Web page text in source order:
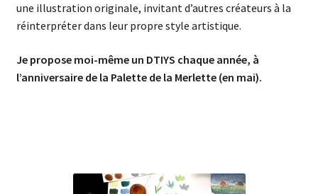
une illustration originale, invitant d’autres créateurs à la
réinterpréter dans leur propre style artistique.
Je propose moi-même un DTIYS chaque année, à
l’anniversaire de la Palette de la Merlette (en mai).